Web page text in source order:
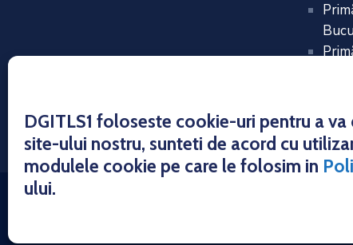
DGITLS1 foloseste cookie-uri pentru a
site-ului nostru, sunteti de acord cu
modulele cookie pe care le folosim in
ului.